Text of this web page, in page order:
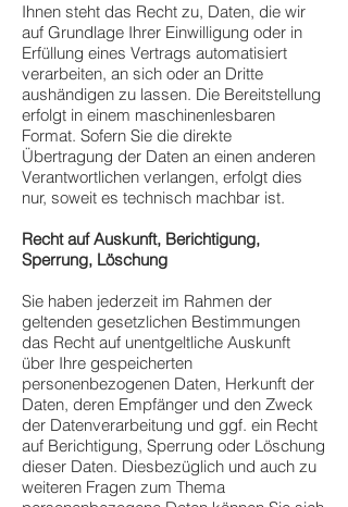
Ihnen steht das Recht zu, Daten, die wir
auf Grundlage Ihrer Einwilligung oder in
Erfüllung eines Vertrags automatisiert
verarbeiten, an sich oder an Dritte
aushändigen zu lassen. Die Bereitstellung
erfolgt in einem maschinenlesbaren
Format. Sofern Sie die direkte
Übertragung der Daten an einen anderen
Verantwortlichen verlangen, erfolgt dies
nur, soweit es technisch machbar ist.
Recht auf Auskunft, Berichtigung,
Sperrung, Löschung
Sie haben jederzeit im Rahmen der
geltenden gesetzlichen Bestimmungen
das Recht auf unentgeltliche Auskunft
über Ihre gespeicherten
personenbezogenen Daten, Herkunft der
Daten, deren Empfänger und den Zweck
der Datenverarbeitung und ggf. ein Recht
auf Berichtigung, Sperrung oder Löschung
dieser Daten. Diesbezüglich und auch zu
weiteren Fragen zum Thema